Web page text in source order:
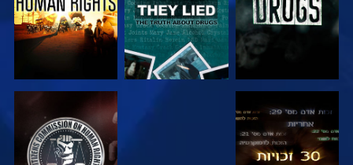
צפה צפה